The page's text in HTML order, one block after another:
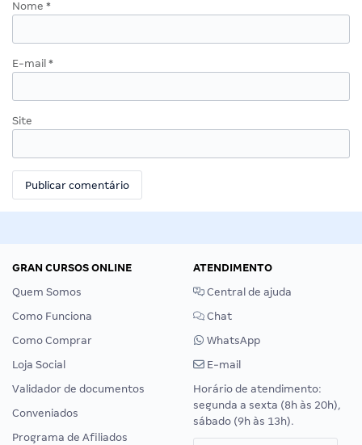
Nome *
E-mail *
Site
GRAN CURSOS ONLINE
Quem Somos
Como Funciona
Como Comprar
Loja Social
Validador de documentos
Conveniados
Programa de Afiliados
ATENDIMENTO
Central de ajuda
Chat
WhatsApp
E-mail
Horário de atendimento:
segunda a sexta (8h às 20h),
sábado (9h às 13h).